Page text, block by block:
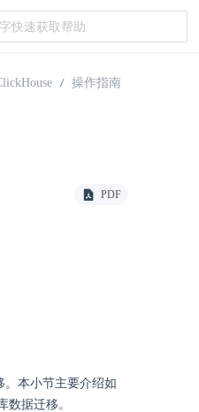
操作指南
PDF
。本小节主要介绍如
数据迁移。